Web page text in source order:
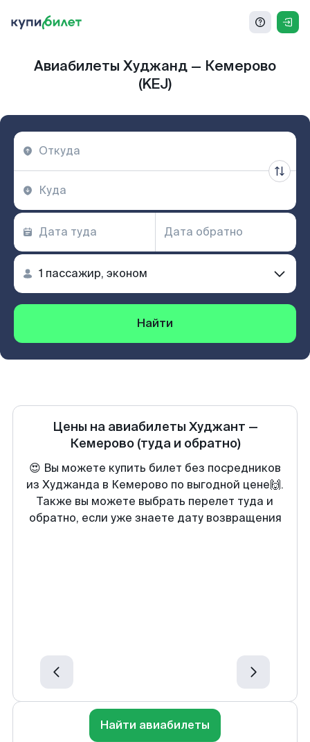
Авиабилеты Худжанд — Кемерово
(KEJ)
Найти
Цены на авиабилеты Худжант —
Кемерово (туда и обратно)
😍 Вы можете купить билет без посредников
из Худжанда в Кемерово по выгодной цене🙌.
Также вы можете выбрать перелет туда и
обратно, если уже знаете дату возвращения
Найти авиабилеты